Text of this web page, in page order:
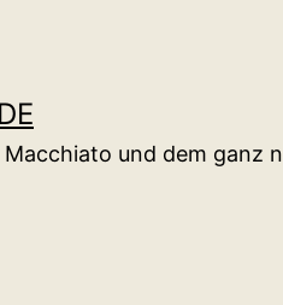
und dem ganz